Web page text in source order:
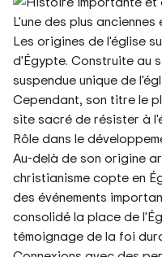
L'une des plus anciennes
Les origines de l'église
d'Égypte. Construite au
suspendue unique de
Cependant, son titre le
site sacré de résister à
Rôle dans le
Au-delà de son origine
christianisme copte en
des événements
consolidé la place de
témoignage de la foi